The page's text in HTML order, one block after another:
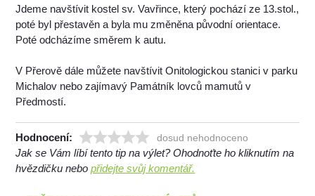
Jdeme navštívit kostel sv. Vavřince, který pochází ze 13.stol.,
poté byl přestavěn a byla mu změněna původní orientace.
Poté odcházíme směrem k autu.
V Přerově dále můžete navštívit Onitologickou stanici v parku
Michalov nebo zajímavý Památník lovců mamutů v
Předmostí.
Hodnocení: dosud nehodnoceno
Jak se Vám líbí tento tip na výlet? Ohodnoťte ho kliknutím na
hvězdičku nebopřidejte svůj komentář.